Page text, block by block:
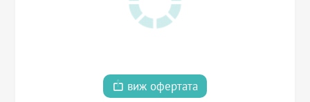
виж офертата